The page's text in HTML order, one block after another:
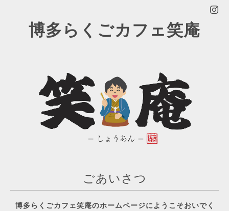
博多らくごカフェ笑庵
ごあいさつ
博多らくごカフェ笑庵のホームページにようこそおいでく